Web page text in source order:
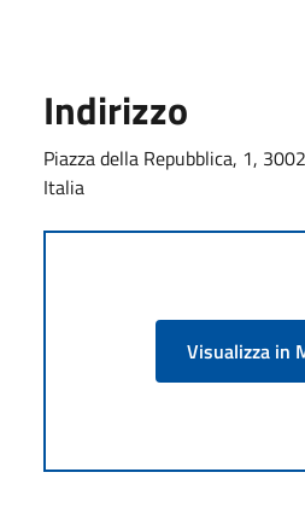
Indirizzo
Piazza della Repubblica, 1,
Italia
Visualizza in